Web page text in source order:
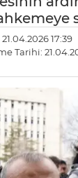
17:39
Tarihi: